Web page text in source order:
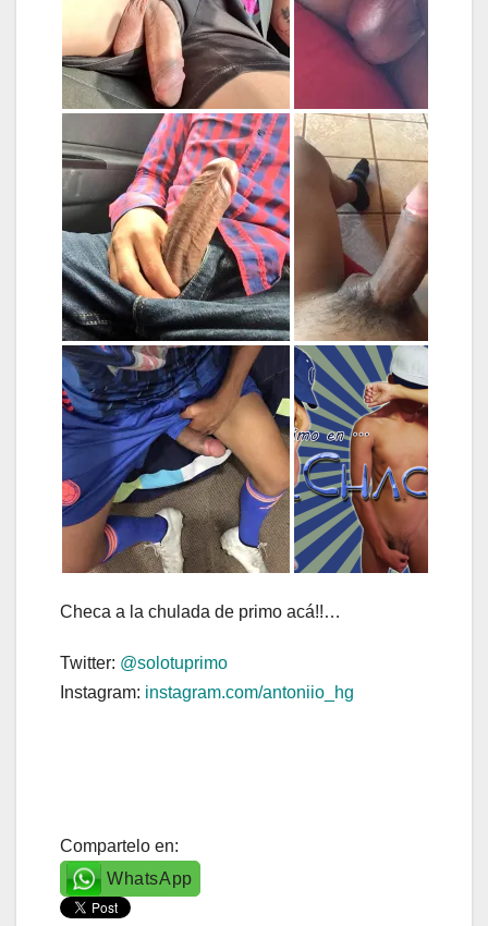
Checa a la chulada de primo acá!!…
Twitter: @solotuprimo
Instagram: instagram.com/antoniio_hg
Compartelo en:
WhatsApp